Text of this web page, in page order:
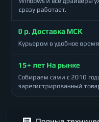
сразу работает.
0 р. Доставка МСК
Курьером в удобное
15+ лет На рынке
Собираем сами с 2010
зарегистрированный